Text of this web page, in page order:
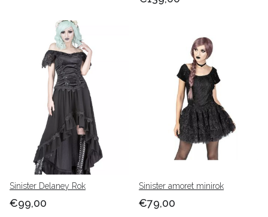
Sinister Delaney Rok
€99,00
Sinister amoret minirok
€79,00